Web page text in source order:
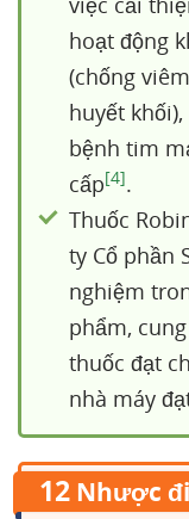
hoạt động
(chống
huyết
bệnh tim
cấp[4].
Thuốc
ty Cổ phần
nghiệm
phẩm,
thuốc đạt
nhà máy
12 Nhược